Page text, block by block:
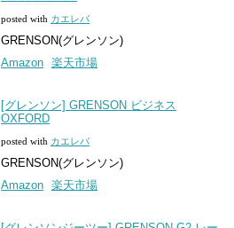
posted with カエレバ
GRENSON(グレンソン)
Amazon 楽天市場
[グレンソン] GRENSON ビジネス
OXFORD
posted with カエレバ
GRENSON(グレンソン)
Amazon 楽天市場